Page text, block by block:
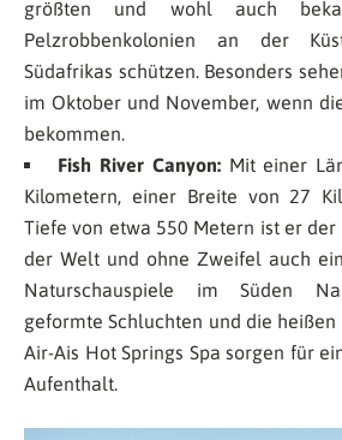
größten und wohl auch
Pelzrobbenkolonien an der
Südafrikas schützen. Besonders
im Oktober und November, wenn
bekommen.
Fish River Canyon:Mit einer
Kilometern, einer Breite von 27
Tiefe von etwa 550 Metern ist er
der Welt und ohne Zweifel auch
Naturschauspiele im Süden
geformte Schluchten und die
Air-Ais Hot Springs Spa sorgen für
Aufenthalt.